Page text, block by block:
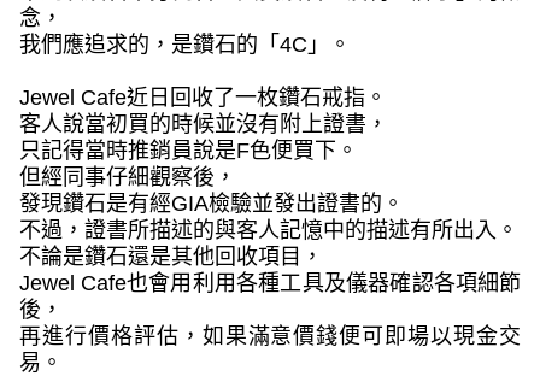
念，
我們應追求的，是鑽石的「 4C 」。
Jewel Cafe近日回收了一枚鑽石戒指。
客人說當初買的時候並沒有附上證書，
只記得當時推銷員說是F色便買下。
但經同事仔細觀察後，
發現鑽石是有經GIA檢驗並發出證書的。
不過，證書所描述的與客人記憶中的描述有所出入。
不論是鑽石還是其他回收項目，
Jewel Cafe也會用利用各種工具及儀器確認各項細節
後，
再進行價格評估，如果滿意價錢便可即場以現金交
易。